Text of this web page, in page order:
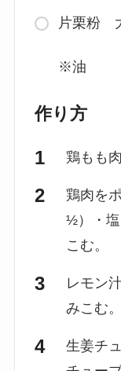
片栗粉
※油
作り方
鶏もも
鶏肉を
½）・
こむ。
レモン
みこむ。
生姜チ